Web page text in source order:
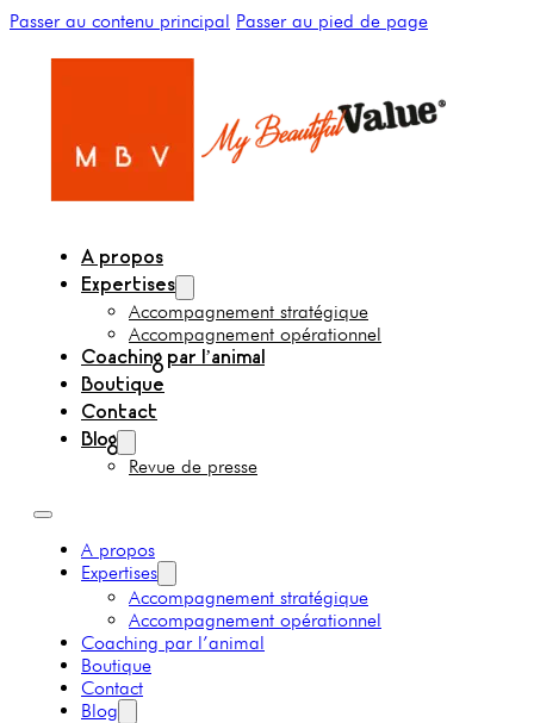
Passer au contenu principal Passer au pied de page
A propos
Expertises
Accompagnement stratégique
Accompagnement opérationnel
Coaching par l’animal
Boutique
Contact
Blog
Revue de presse
A propos
Expertises
Accompagnement stratégique
Accompagnement opérationnel
Coaching par l’animal
Boutique
Contact
Blog